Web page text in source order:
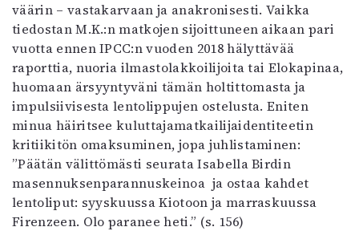
väärin – vastakarvaan ja anakronisesti. Vaikka
tiedostan M.K.:n matkojen sijoittuneen aikaan pari
vuotta ennen IPCC:n vuoden 2018 hälyttävää
raporttia, nuoria ilmastolakkoilijoita tai Elokapinaa,
huomaan ärsyyntyväni tämän holtittomasta ja
impulsiivisesta lentolippujen ostelusta. Eniten
minua häiritsee kuluttajamatkailijaidentiteetin
kritiikitön omaksuminen, jopa juhlistaminen:
”Päätän välittömästi seurata Isabella Birdin
masennuksenparannuskeinoa ja ostaa kahdet
lentoliput: syyskuussa Kiotoon ja marraskuussa
Firenzeen. Olo paranee heti.” (s. 156)